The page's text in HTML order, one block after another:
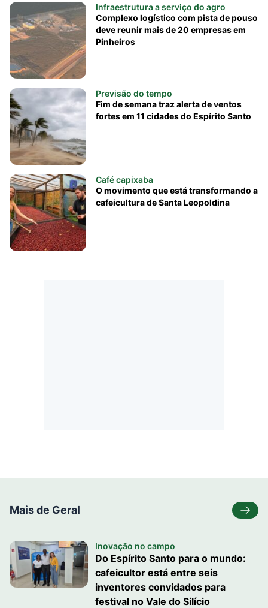
Infraestrutura a serviço do agro
Complexo logístico com pista de pouso
deve reunir mais de 20 empresas em
Pinheiros
Previsão do tempo
Fim de semana traz alerta de ventos
fortes em 11 cidades do Espírito Santo
Café capixaba
O movimento que está transformando a
cafeicultura de Santa Leopoldina
Mais de Geral
Inovação no campo
Do Espírito Santo para o mundo:
cafeicultor está entre seis
inventores convidados para
festival no Vale do Silício